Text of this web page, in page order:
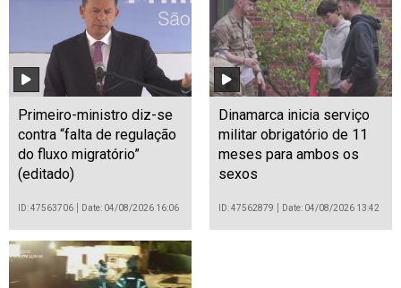
Primeiro-ministro diz-se
contra “falta de regulação
do fluxo migratório”
(editado)
ID: 47563706 Date: 04/08/2026 16:06
Dinamarca inicia serviço
militar obrigatório de 11
meses para ambos os
sexos
ID: 47562879 Date: 04/08/2026 13:42